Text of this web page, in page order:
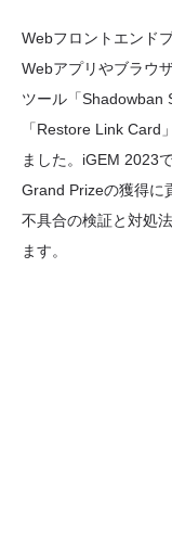
Webフロントエンド
Webアプリやブラウ
ツール「Shadowban
「Restore Link Card
ました。iGEM 2023
Grand Prizeの獲得に
不具合の検証と対処
ます。